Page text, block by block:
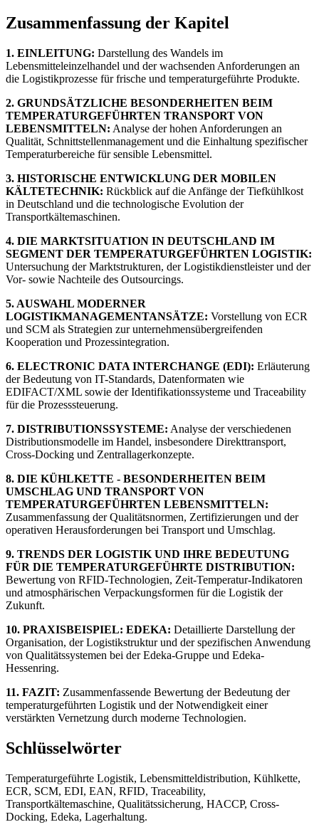
Zusammenfassung der Kapitel
1. EINLEITUNG: Darstellung des Wandels im
Lebensmitteleinzelhandel und der wachsenden Anforderungen an
die Logistikprozesse für frische und temperaturgeführte Produkte.
2. GRUNDSÄTZLICHE BESONDERHEITEN BEIM
TEMPERATURGEFÜHRTEN TRANSPORT VON
LEBENSMITTELN: Analyse der hohen Anforderungen an
Qualität, Schnittstellenmanagement und die Einhaltung spezifischer
Temperaturbereiche für sensible Lebensmittel.
3. HISTORISCHE ENTWICKLUNG DER MOBILEN
KÄLTETECHNIK: Rückblick auf die Anfänge der Tiefkühlkost
in Deutschland und die technologische Evolution der
Transportkältemaschinen.
4. DIE MARKTSITUATION IN DEUTSCHLAND IM
SEGMENT DER TEMPERATURGEFÜHRTEN LOGISTIK:
Untersuchung der Marktstrukturen, der Logistikdienstleister und der
Vor- sowie Nachteile des Outsourcings.
5. AUSWAHL MODERNER
LOGISTIKMANAGEMENTANSÄTZE: Vorstellung von ECR
und SCM als Strategien zur unternehmensübergreifenden
Kooperation und Prozessintegration.
6. ELECTRONIC DATA INTERCHANGE (EDI): Erläuterung
der Bedeutung von IT-Standards, Datenformaten wie
EDIFACT/XML sowie der Identifikationssysteme und Traceability
für die Prozesssteuerung.
7. DISTRIBUTIONSSYSTEME: Analyse der verschiedenen
Distributionsmodelle im Handel, insbesondere Direkttransport,
Cross-Docking und Zentrallagerkonzepte.
8. DIE KÜHLKETTE - BESONDERHEITEN BEIM
UMSCHLAG UND TRANSPORT VON
TEMPERATURGEFÜHRTEN LEBENSMITTELN:
Zusammenfassung der Qualitätsnormen, Zertifizierungen und der
operativen Herausforderungen bei Transport und Umschlag.
9. TRENDS DER LOGISTIK UND IHRE BEDEUTUNG
FÜR DIE TEMPERATURGEFÜHRTE DISTRIBUTION:
Bewertung von RFID-Technologien, Zeit-Temperatur-Indikatoren
und atmosphärischen Verpackungsformen für die Logistik der
Zukunft.
10. PRAXISBEISPIEL: EDEKA: Detaillierte Darstellung der
Organisation, der Logistikstruktur und der spezifischen Anwendung
von Qualitätssystemen bei der Edeka-Gruppe und Edeka-
Hessenring.
11. FAZIT: Zusammenfassende Bewertung der Bedeutung der
temperaturgeführten Logistik und der Notwendigkeit einer
verstärkten Vernetzung durch moderne Technologien.
Schlüsselwörter
Temperaturgeführte Logistik, Lebensmitteldistribution, Kühlkette,
ECR, SCM, EDI, EAN, RFID, Traceability,
Transportkältemaschine, Qualitätssicherung, HACCP, Cross-
Docking, Edeka, Lagerhaltung.